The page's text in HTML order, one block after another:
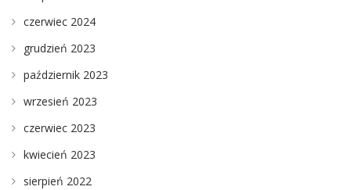
czerwiec 2024
grudzień 2023
październik 2023
wrzesień 2023
czerwiec 2023
kwiecień 2023
sierpień 2022